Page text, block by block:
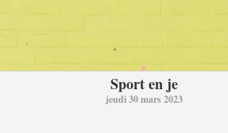
Sport en je
jeudi 30 mars 2023